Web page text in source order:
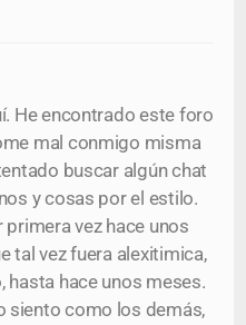
He encontrado este foro
mal conmigo misma
buscar algún chat
y cosas por el estilo.
vez hace unos
tal vez fuera alexitimica,
hasta hace unos meses.
siento como los demás,